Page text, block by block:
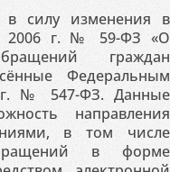
в силу изменения в
2006 г. № 59-ФЗ «О
граждан
Федеральным
г. № 547-ФЗ. Данные
направления
в том числе
в форме